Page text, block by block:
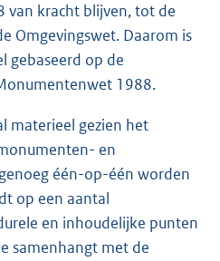
kracht blijven, tot de
Omgevingswet. Daarom is
gebaseerd op de
1988.
materieel gezien het
en
één-op-één worden
op een aantal
en inhoudelijke punten
samenhangt met de